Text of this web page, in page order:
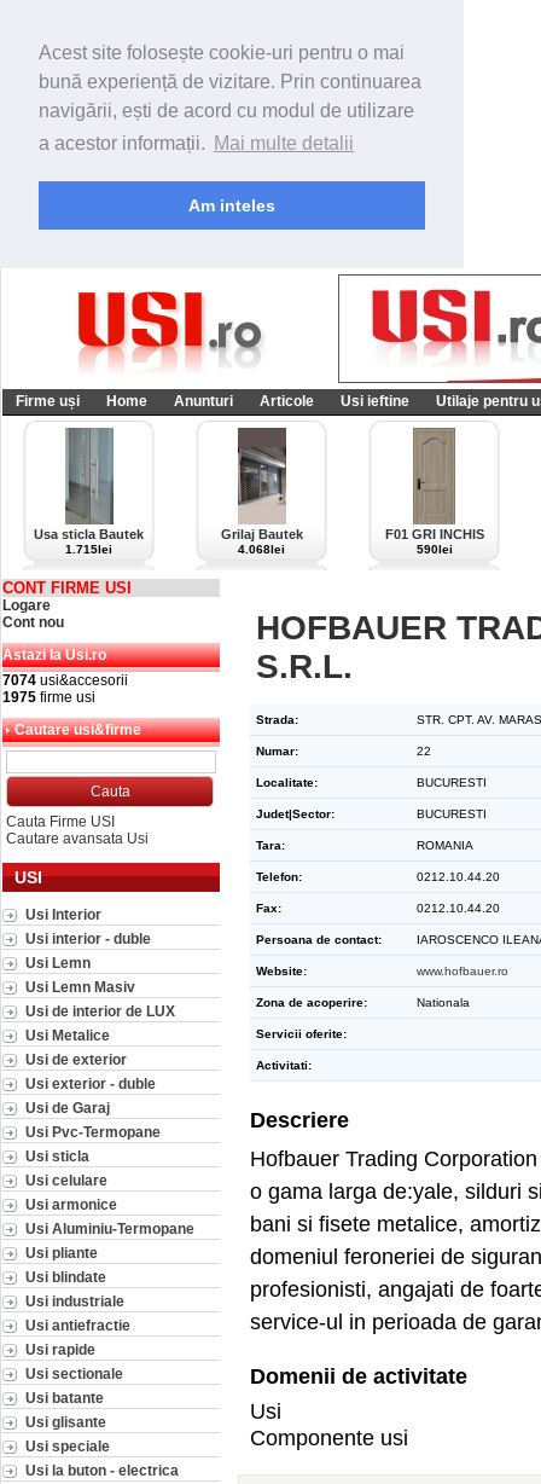
Acest site folosește cookie-uri pentru o mai
bună experiență de vizitare. Prin continuarea
navigării, ești de acord cu modul de utilizare
a acestor informații. Mai multe detalii
Am inteles
Firme uși Home Anunturi Articole Usi ieftine Utilaje pentru
Usa sticla Bautek
1.715lei
Grilaj Bautek
4.068lei
F01 GRI INCHIS
590lei
CONT FIRME USI
Logare
Cont nou
Astazi la Usi.ro
7074 usi&accesorii
1975 firme usi
Cautare usi&firme
Cauta Firme USI
Cautare avansata Usi
USI
Usi Interior
Usi interior - duble
Usi Lemn
Usi Lemn Masiv
Usi de interior de LUX
Usi Metalice
Usi de exterior
Usi exterior - duble
Usi de Garaj
Usi Pvc-Termopane
Usi sticla
Usi celulare
Usi armonice
Usi Aluminiu-Termopane
Usi pliante
Usi blindate
Usi industriale
Usi antiefractie
Usi rapide
Usi sectionale
Usi batante
Usi glisante
Usi speciale
Usi la buton - electrica
HOFBAUER
S.R.L.
Strada: STR. CPT. AV.
Numar: 22
Localitate: BUCURESTI
Judet|Sector: BUCURESTI
Tara: ROMANIA
Telefon: 0212.10.44.20
Fax: 0212.10.44.20
Persoana de contact: IAROSCENCO
Website: www.hofbauer.ro
Zona de acoperire: Nationala
Servicii oferite:
Activitati:
Descriere
Hofbauer Trading
o gama larga de:yale, silduri
bani si fisete metalice,
domeniul feroneriei de
profesionisti, angajati de
service-ul in perioada de
Domenii de activitate
Usi
Componente usi